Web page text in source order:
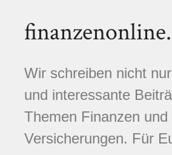
Wir schreiben nicht
und interessante
Themen Finanzen und
Versicherungen. Für